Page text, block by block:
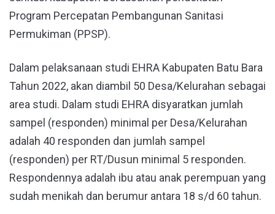
Program Percepatan Pembangunan Sanitasi
Permukiman (PPSP).
Dalam pelaksanaan studi EHRA Kabupaten Batu Bara
Tahun 2022, akan diambil 50 Desa/Kelurahan sebagai
area studi. Dalam studi EHRA disyaratkan jumlah
sampel (responden) minimal per Desa/Kelurahan
adalah 40 responden dan jumlah sampel
(responden) per RT/Dusun minimal 5 responden.
Respondennya adalah ibu atau anak perempuan yang
sudah menikah dan berumur antara 18 s/d 60 tahun.